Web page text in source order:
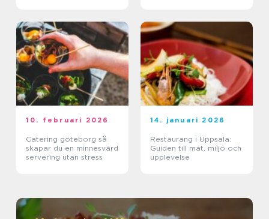
10. februari 2026
Catering göteborg så
skapar du en minnesvärd
servering utan stress
14. januari 2026
Restaurang i Uppsala:
Guiden till mat, miljö och
upplevelse